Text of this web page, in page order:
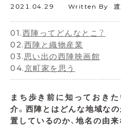
2021.04.29 Written By
01.西陣ってどんなとこ？
02.西陣と織物産業
03.思い出の西陣映画館
04.京町家を思う
まち歩き前に知っておき
介。西陣とはどんな地域な
置しているのか、地名の由